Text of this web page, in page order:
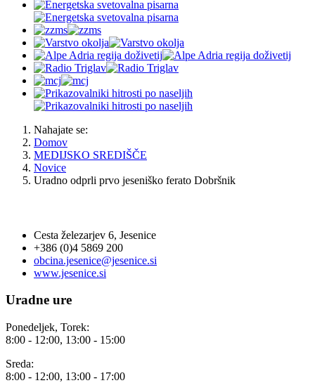
Nahajate se:
Domov
MEDIJSKO SREDIŠČE
Novice
Uradno odprli prvo jeseniško ferato Dobršnik
Cesta železarjev 6, Jesenice
+386 (0)4 5869 200
obcina.jesenice@jesenice.si
www.jesenice.si
Uradne ure
Ponedeljek, Torek:
8:00 - 12:00, 13:00 - 15:00
Sreda:
8:00 - 12:00, 13:00 - 17:00